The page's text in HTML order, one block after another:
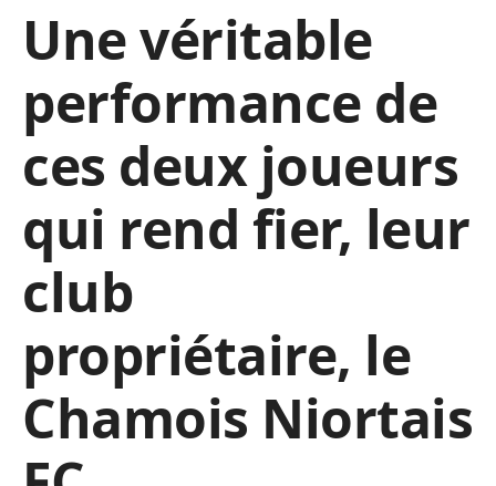
Une véritable
performance de
ces deux joueurs
qui rend fier, leur
club
propriétaire, le
Chamois Niortais